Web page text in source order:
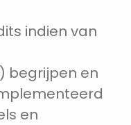
indien van
begrijpen en
en